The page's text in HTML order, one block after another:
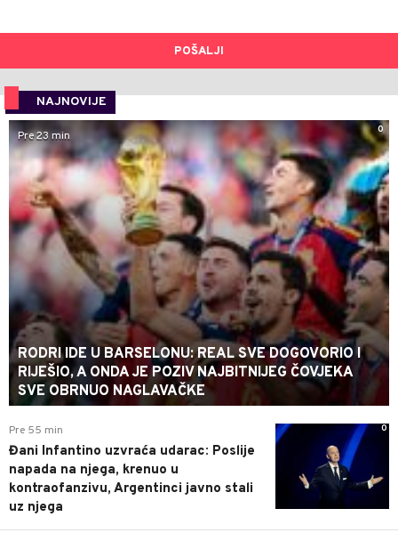
POŠALJI
NAJNOVIJE
0
Pre 23 min
RODRI IDE U BARSELONU: REAL SVE DOGOVORIO I
RIJEŠIO, A ONDA JE POZIV NAJBITNIJEG ČOVJEKA
SVE OBRNUO NAGLAVAČKE
0
Pre 55 min
Đani Infantino uzvraća udarac: Poslije
napada na njega, krenuo u
kontraofanzivu, Argentinci javno stali
uz njega